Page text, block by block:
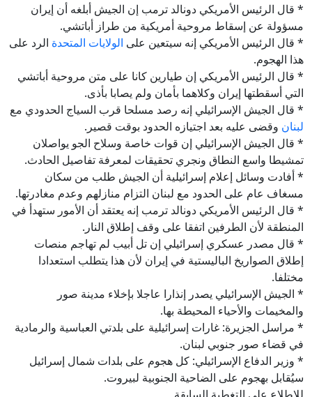
* قال الرئيس الأمريكي دونالد ترمب إن الجيش أبلغه أن إيران
مسؤولة عن إسقاط مروحية أمريكية من طراز أباتشي.
* قال الرئيس الأمريكي إنه سيتعين على الولايات المتحدة الرد على
هذا الهجوم.
* قال الرئيس الأمريكي إن طيارين كانا على متن مروحية أباتشي
التي أسقطتها إيران وكلاهما بأمان ولم يصابا بأذى.
* قال الجيش الإسرائيلي إنه رصد مسلحا قرب السياج الحدودي مع
لبنان وقضى عليه بعد اجتيازه الحدود بوقت قصير.
* قال الجيش الإسرائيلي إن قوات خاصة وسلاح الجو يواصلان
تمشيطا واسع النطاق ونجري تحقيقات لمعرفة تفاصيل الحادث.
* أفادت وسائل إعلام إسرائيلية أن الجيش طلب من سكان
مسغاف عام على الحدود مع لبنان التزام منازلهم وعدم مغادرتها.
* قال الرئيس الأمريكي دونالد ترمب إنه يعتقد أن الأمور ستهدأ في
المنطقة لأن الطرفين اتفقا على وقف إطلاق النار.
* قال مصدر عسكري إسرائيلي إن تل أبيب لم تهاجم منصات
إطلاق الصواريخ الباليستية في إيران لأن هذا يتطلب استعدادا
مختلفا.
* الجيش الإسرائيلي يصدر إنذارا عاجلا بإخلاء مدينة صور
والمخيمات والأحياء المحيطة بها.
* مراسل الجزيرة: غارات إسرائيلية على بلدتي العباسية والرمادية
في قضاء صور جنوبي لبنان.
* وزير الدفاع الإسرائيلي: كل هجوم على بلدات شمال إسرائيل
سيُقابل بهجوم على الضاحية الجنوبية لبيروت.
للاطلاع على التغطية السابقة